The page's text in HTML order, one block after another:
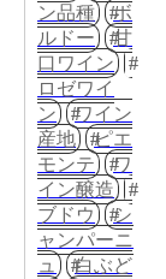
ン品種
ボ
ルドー
甘
口ワイン
ロゼワイ
ン
ワイン
産地
ピエ
モンテ
ワ
イン醸造
ブドウ
シ
ャンパーニ
ュ
白ぶど